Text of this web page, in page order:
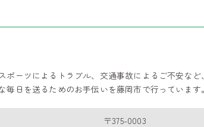
ポーツによるトラブル、交通事故によるご不安な
毎日を送るためのお手伝いを藤岡市で行っています。
〒375-0003